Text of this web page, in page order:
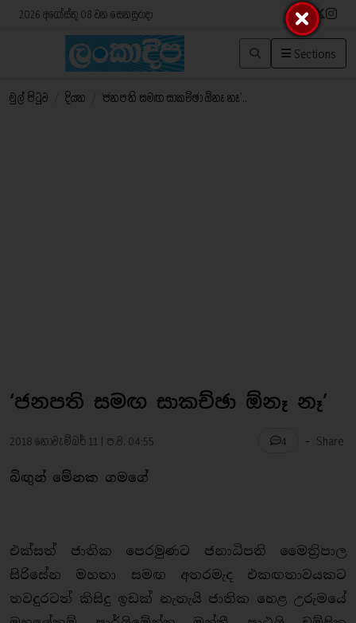
2026 අගෝස්තු 08 වන සෙනසුරාදා
Sections
මුල් පිටුව දියත ‘ජනපති සමඟ සාකච්ඡා ඕනෑ නෑ’..
‘ජනපති සමඟ සාකච්ඡා ඕනෑ නෑ’
2018 නොවැම්බර් 11 | ප.ව. 04:55 4 - Share
බිඟුන් මේනක ගමගේ
එක්සත් ජාතික පෙරමුණට ජනාධිපති මෛත්‍රිපාල
සිරිසේන මහතා සමඟ අතරමැද එකඟතාවයකට
තවදුරටත් කිසිදු ඉඩක් නැතැයි ජාතික හෙළ උරුමයේ